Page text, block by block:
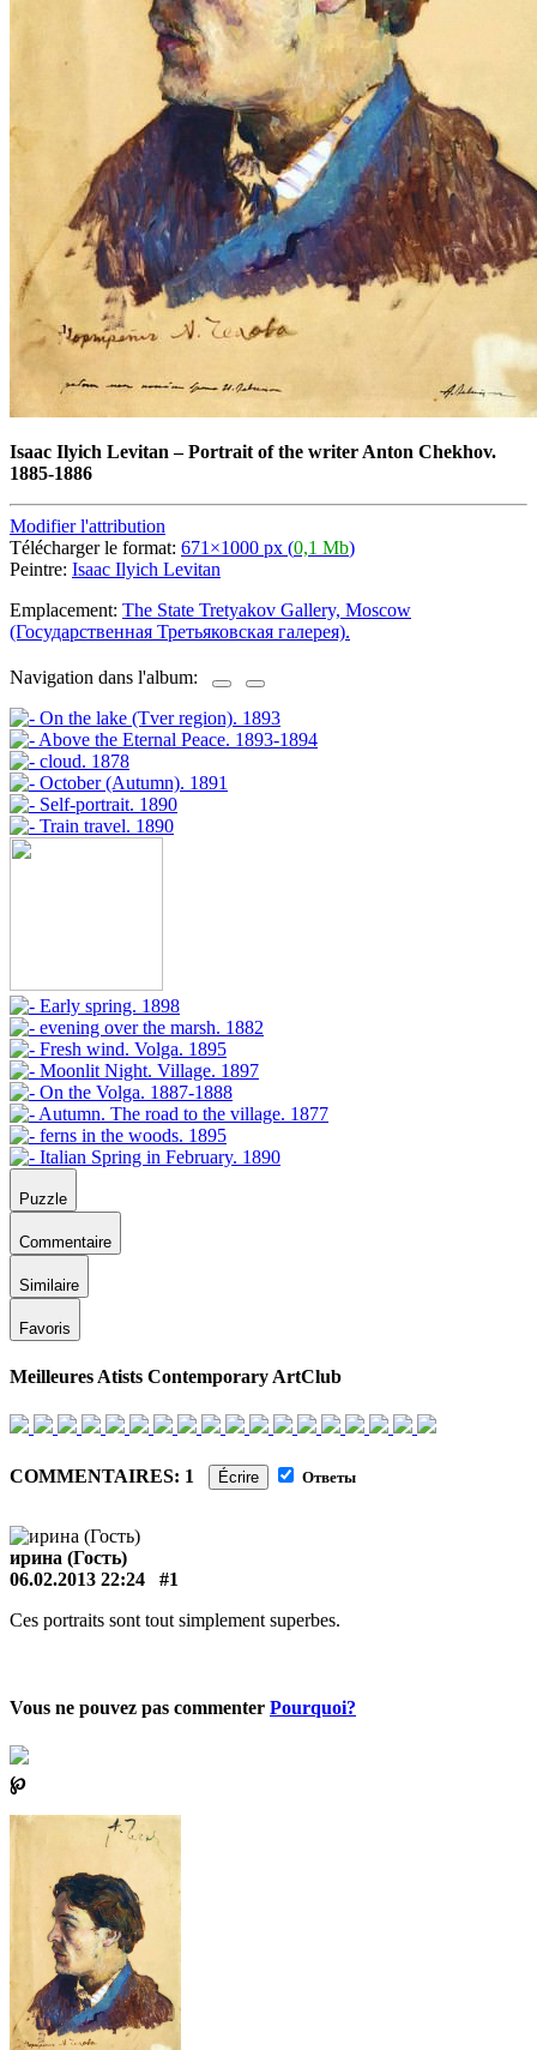
Isaac Ilyich Levitan –Portrait of the writer Anton Chekhov.
1885-1886
Modifier l'attribution
Télécharger le format: 671×1000 px (0,1 Mb)
Peintre: Isaac Ilyich Levitan
Emplacement: The State Tretyakov Gallery, Moscow
(Государственная Третьяковская галерея).
Navigation dans l'album:
Puzzle
Commentaire
Similaire
Favoris
Meilleures Atists Contemporary ArtClub
COMMENTAIRES: 1 Écrire Ответы
ирина (Гость)
06.02.2013 22:24
#1
Ces portraits sont tout simplement superbes.
Vous ne pouvez pas commenter Pourquoi?
℘